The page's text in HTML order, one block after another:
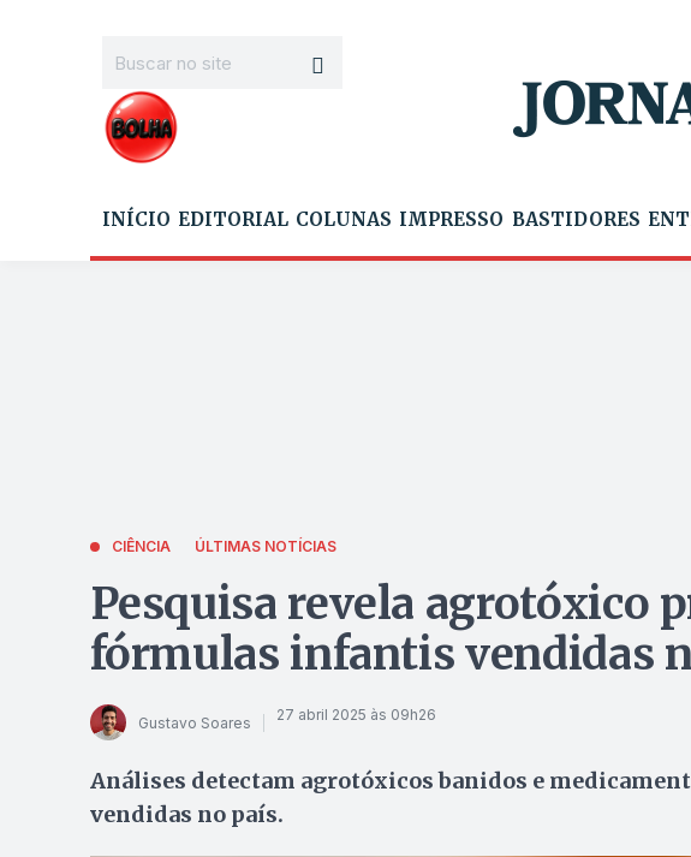
INÍCIO EDITORIAL COLUNAS IMPRESSO BASTIDORES
CIÊNCIA ÚLTIMAS NOTÍCIAS
Pesquisa revela agrotóxico
fórmulas infantis vendidas
Gustavo Soares 27 abril 2025 às 09h26
Análises detectam agrotóxicos banidos e
vendidas no país.